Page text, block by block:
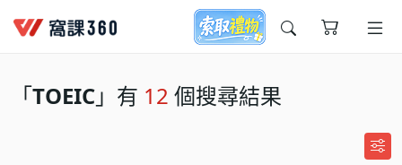
今天想要學什麼?
「TOEIC」有 12 個搜尋結果